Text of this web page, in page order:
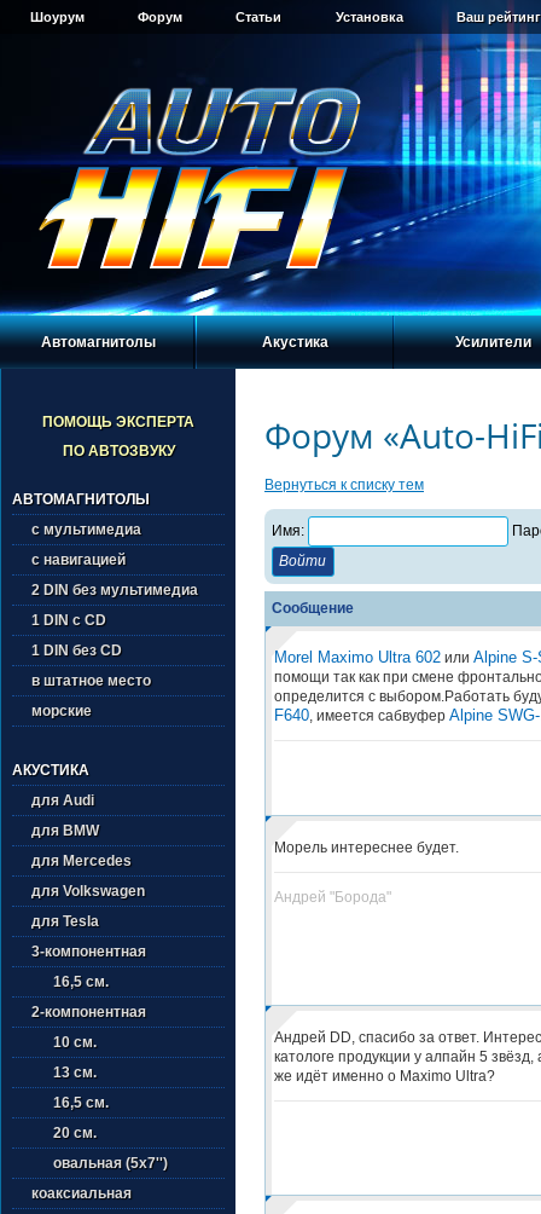
Шоурум Форум Статьи Установка Ваш
Автомагнитолы Акустика Усилители
ПОМОЩЬ ЭКСПЕРТА
ПО АВТОЗВУКУ
АВТОМАГНИТОЛЫ
с мультимедиа
с навигацией
2 DIN без мультимедиа
1 DIN с CD
1 DIN без CD
в штатное место
морские
АКУСТИКА
для Audi
для BMW
для Mercedes
для Volkswagen
для Tesla
3-компонентная
16,5 см.
2-компонентная
10 см.
13 см.
16,5 см.
20 см.
овальная (5х7'')
коаксиальная
Форум «Auto-
Вернуться к списку тем
Имя:
Сообщение
Morel Maximo Ultra 602или Alpine S-
помощи так как при смене
определится с выбором.Работать
F640, имеется сабвуфер Alpine
Морель интереснее будет.
Андрей "Борода"
Андрей DD, спасибо за ответ.
катологе продукции у алпайн 5 звёзд,
же идёт именно о Maximo Ultra?